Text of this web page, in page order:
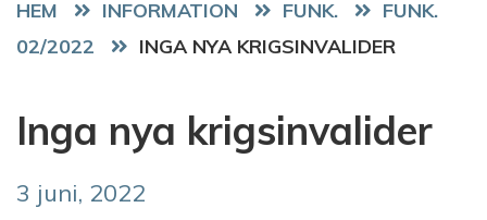
HEM FUNK.
FUNK.
02/2022
INGA NYA KRIGSINVALIDER
Inga nya krigsinvalider
3 juni, 2022